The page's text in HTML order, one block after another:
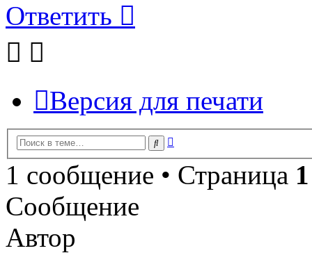
Ответить
Версия для печати
Поиск
1 сообщение • Страница 1
Сообщение
Автор